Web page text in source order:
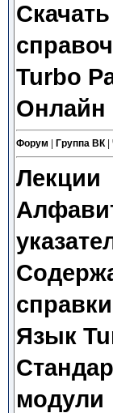
Скачать
Turbo
Онлайн
Форум Группа ВК|
Лекции
справки
Язык
модули